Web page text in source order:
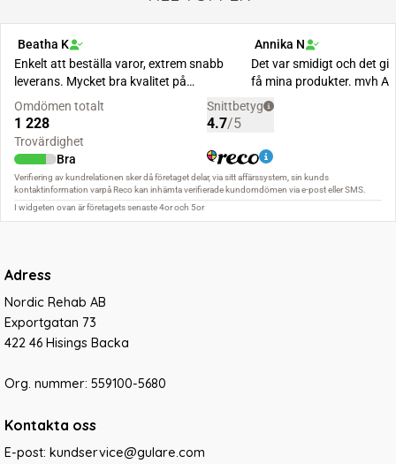
Adress
Nordic Rehab AB
Exportgatan 73
422 46 Hisings Backa
Org. nummer: 559100-5680
Kontakta oss
E-post: kundservice@gulare.com